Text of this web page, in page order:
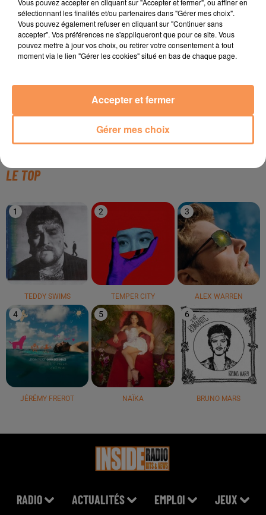
TITRES DIFFUSÉS
13h52
13h52 13h48
13h48
GERI HALLIWELL
13h41
13h41
LE TOP
1
TEDDY SWIMS
2
TEMPER CITY
3
ALEX WARREN
4
JÉRÉMY FREROT
5
NAÏKA
6
BRUNO MARS
RADIO ACTUALITÉS EMPLOI JEUX
sélectionnant les finalités et/ou partenaires dans "Gérer mes choix".
Vous pouvez également refuser en cliquant sur "Continuer sans
accepter". Vos préférences ne s'appliqueront que pour ce site. Vous
pouvez mettre à jour vos choix, ou retirer votre consentement à tout
moment via le lien "Gérer les cookies" situé en bas de chaque page.
Gérer mes choix
Accepter et fermer